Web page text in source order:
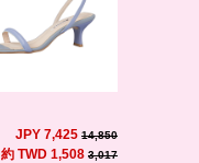
JPY 7,425 14,850
約 TWD 1,508 3,017